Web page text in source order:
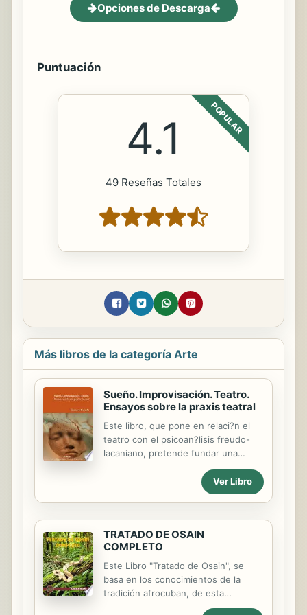
Opciones de Descarga
Puntuación
POPULAR
4.1
49 Reseñas Totales
Más libros de la categoría Arte
Sueño. Improvisación. Teatro.
Ensayos sobre la praxis teatral
Este libro, que pone en relaci?n el
teatro con el psicoan?lisis freudo-
lacaniano, pretende fundar una
cual se enfoca en el trabajo del
teatrista (actor, director y artistas
es, improvisaciones, construcci?n de
escena y montaje. No se preocupa
por los estudios teatrales
tradicionales en sentido acad?mico,
como los an?lisis de textos (dram?
ticos o espectaculares). No es una
Ver Libro
TRATADO DE OSAIN
COMPLETO
Este Libro "Tratado de Osain", se
basa en los conocimientos de la
tradición afrocuban, de esta
importante deidad de origen yoruba.